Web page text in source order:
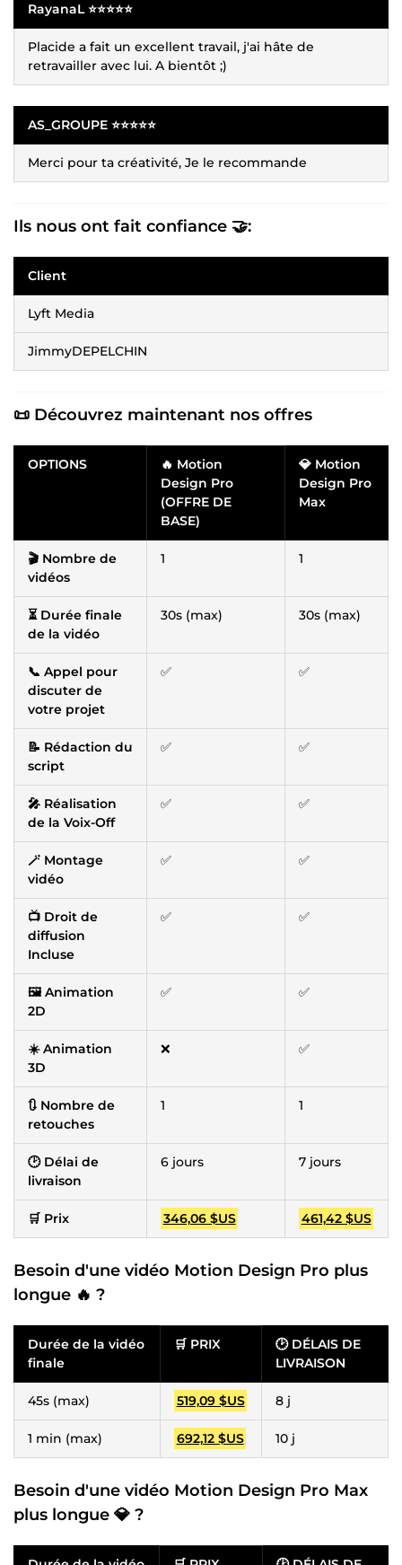
RayanaL ⭐⭐⭐⭐⭐
Placide a fait un excellent travail, j'ai hâte de
retravailler avec lui. A bientôt ;)
AS_GROUPE ⭐⭐⭐⭐⭐
Merci pour ta créativité, Je le recommande
Ils nous ont fait confiance 🤝:
Client
Lyft Media
JimmyDEPELCHIN
📜 Découvrez maintenant nos offres
OPTIONS
🔥 Motion
Design Pro
(OFFRE DE
BASE)
💎 Motion
Design Pro
Max
🎬 Nombre de
vidéos
1 1
⏳ Durée finale
de la vidéo
30s (max) 30s (max)
📞 Appel pour
discuter de
votre projet
✅ ✅
📝 Rédaction du
script
✅ ✅
🎤 Réalisation
de la Voix-Off
✅ ✅
🪄 Montage
vidéo
✅ ✅
📺 Droit de
diffusion
Incluse
✅ ✅
🖼️ Animation
2D
✅ ✅
☀️ Animation
3D
❌ ✅
🔃 Nombre de
retouches
1 1
🕑 Délai de
livraison
6 jours 7 jours
🛒 Prix 346,06 $US 461,42 $US
Besoin d'une vidéo Motion Design Pro plus
longue 🔥 ?
Durée de la vidéo
finale
🛒 PRIX
🕑 DÉLAIS DE
LIVRAISON
45s (max) 519,09 $US 8 j
1 min (max) 692,12 $US 10 j
Besoin d'une vidéo Motion Design Pro Max
plus longue 💎 ?